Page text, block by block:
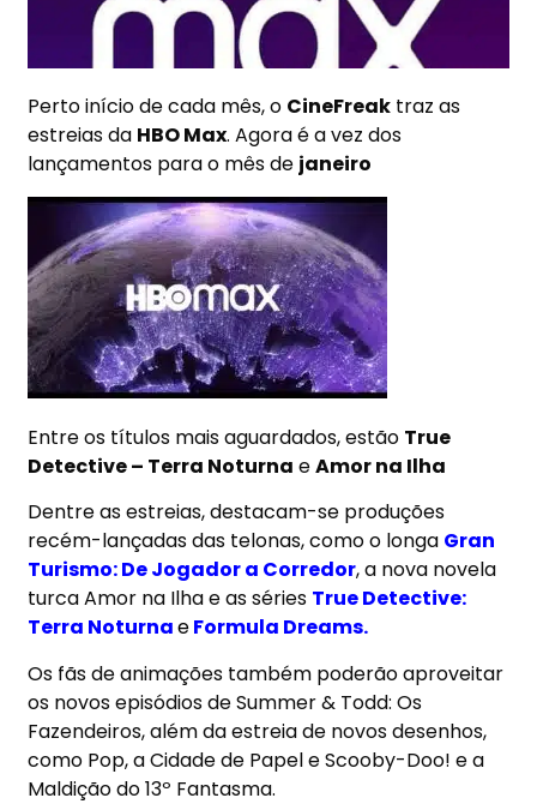
Perto início de cada mês, o CineFreak traz as
estreias da HBO Max. Agora é a vez dos
lançamentos para o mês de janeiro
Entre os títulos mais aguardados, estão True
Detective – Terra Noturna eAmor na Ilha
Dentre as estreias, destacam-se produções
recém-lançadas das telonas, como o longa Gran
Turismo: De Jogador a Corredor, a nova novela
turca Amor na Ilha e as séries True Detective:
Terra NoturnaeFormula Dreams.
Os fãs de animações também poderão aproveitar
os novos episódios de Summer & Todd: Os
Fazendeiros, além da estreia de novos desenhos,
como Pop, a Cidade de Papel e Scooby-Doo! e a
Maldição do 13º Fantasma.